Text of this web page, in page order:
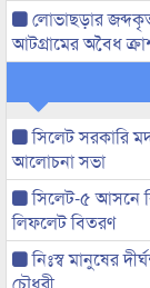
লোভাছড়ার
আটগ্রামের অবৈধ
সিলেট সরকারি
আলোচনা সভা
সিলেট-৫ আসনে
লিফলেট বিতরণ
নিঃস্ব মানুষের